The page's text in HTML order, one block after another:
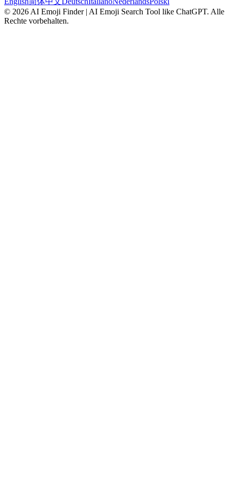
© 2026 AI Emoji Finder | AI Emoji Search Tool like ChatGPT. Alle
Rechte vorbehalten.